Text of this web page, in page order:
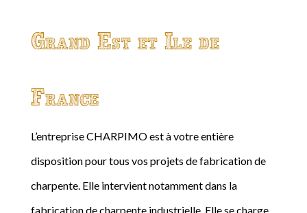
Grand Est et Ile de
France
L’entreprise CHARPIMO est à votre entière
disposition pour tous vos projets de fabrication de
charpente. Elle intervient notamment dans la
fabrication de charpente industrielle. Elle se charge